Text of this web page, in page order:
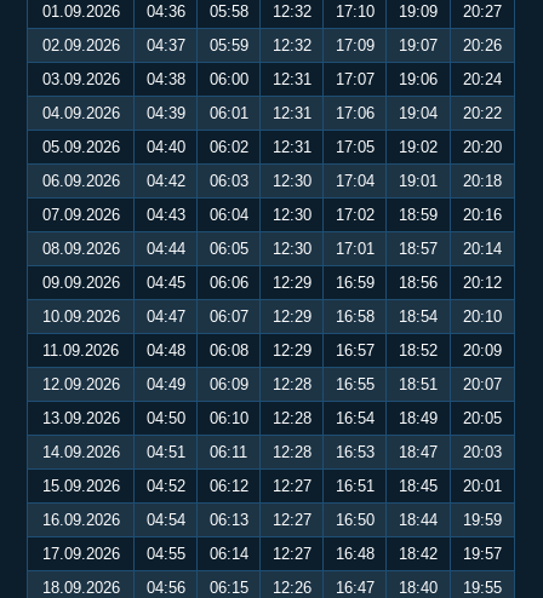
01.09.2026
04:36 05:58 12:32 17:10 19:09
20:27
02.09.2026
04:37 05:59 12:32 17:09 19:07
20:26
03.09.2026
04:38 06:00 12:31 17:07 19:06
20:24
04.09.2026
04:39 06:01 12:31 17:06 19:04
20:22
05.09.2026
04:40 06:02 12:31 17:05 19:02
20:20
06.09.2026
04:42 06:03 12:30 17:04 19:01
20:18
07.09.2026
04:43 06:04 12:30 17:02 18:59
20:16
08.09.2026
04:44 06:05 12:30 17:01 18:57
20:14
09.09.2026
04:45 06:06 12:29 16:59 18:56
20:12
10.09.2026
04:47 06:07 12:29 16:58 18:54
20:10
11.09.2026
04:48 06:08 12:29 16:57 18:52
20:09
12.09.2026
04:49 06:09 12:28 16:55 18:51
20:07
13.09.2026
04:50 06:10 12:28 16:54 18:49
20:05
14.09.2026
04:51 06:11 12:28 16:53 18:47
20:03
15.09.2026
04:52 06:12 12:27 16:51 18:45
20:01
16.09.2026
04:54 06:13 12:27 16:50 18:44
19:59
17.09.2026
04:55 06:14 12:27 16:48 18:42
19:57
18.09.2026
04:56 06:15 12:26 16:47 18:40
19:55